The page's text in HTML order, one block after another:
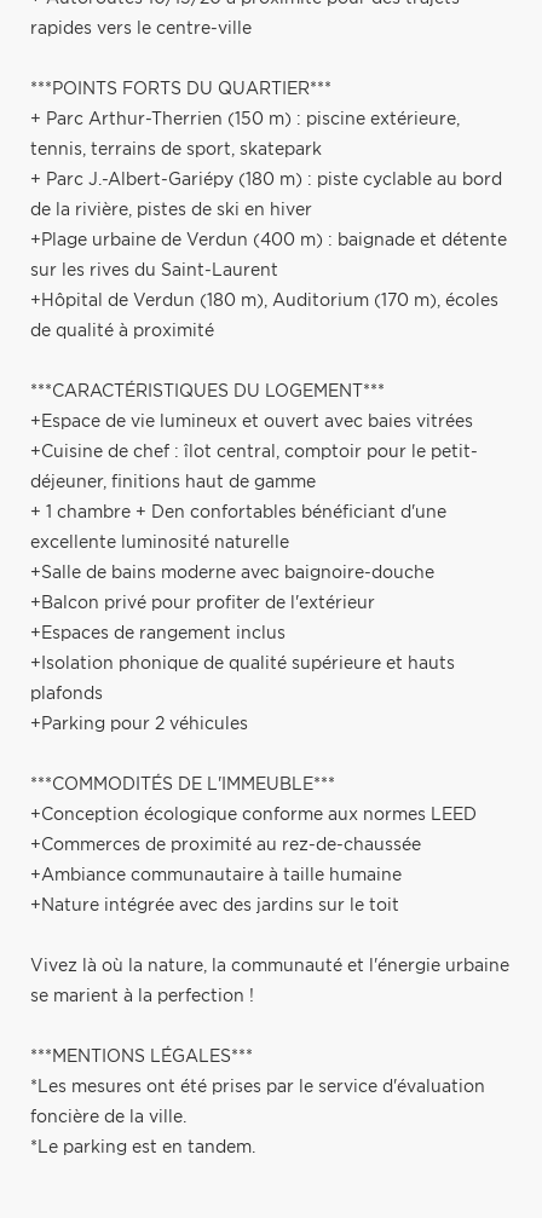
rapides vers le centre-ville
***POINTS FORTS DU QUARTIER***
+ Parc Arthur-Therrien (150 m) : piscine extérieure,
tennis, terrains de sport, skatepark
+ Parc J.-Albert-Gariépy (180 m) : piste cyclable au bord
de la rivière, pistes de ski en hiver
+Plage urbaine de Verdun (400 m) : baignade et détente
sur les rives du Saint-Laurent
+Hôpital de Verdun (180 m), Auditorium (170 m), écoles
de qualité à proximité
***CARACTÉRISTIQUES DU LOGEMENT***
+Espace de vie lumineux et ouvert avec baies vitrées
+Cuisine de chef : îlot central, comptoir pour le petit-
déjeuner, finitions haut de gamme
+ 1 chambre + Den confortables bénéficiant d'une
excellente luminosité naturelle
+Salle de bains moderne avec baignoire-douche
+Balcon privé pour profiter de l'extérieur
+Espaces de rangement inclus
+Isolation phonique de qualité supérieure et hauts
plafonds
+Parking pour 2 véhicules
***COMMODITÉS DE L'IMMEUBLE***
+Conception écologique conforme aux normes LEED
+Commerces de proximité au rez-de-chaussée
+Ambiance communautaire à taille humaine
+Nature intégrée avec des jardins sur le toit
Vivez là où la nature, la communauté et l'énergie urbaine
se marient à la perfection !
***MENTIONS LÉGALES***
*Les mesures ont été prises par le service d'évaluation
foncière de la ville.
*Le parking est en tandem.